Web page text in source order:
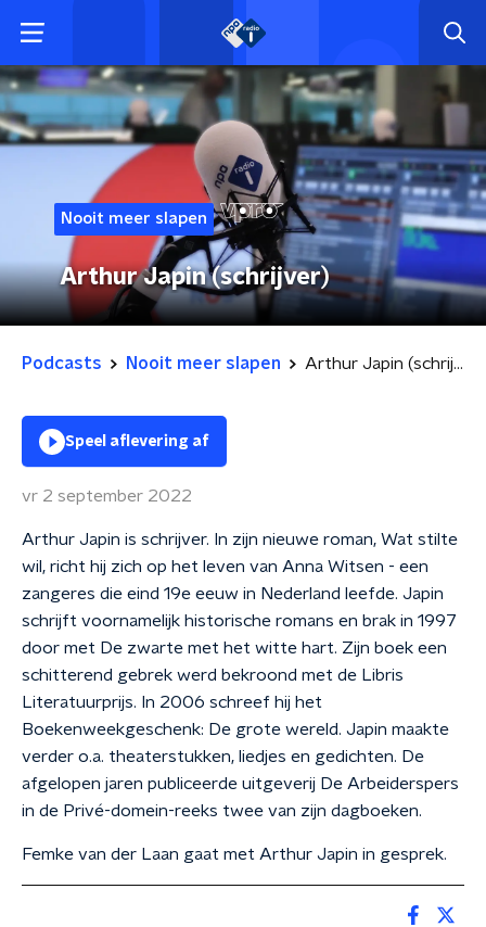
Nooit meer slapen
Arthur Japin (schrijver)
Podcasts Nooit meer slapen Arthur Japin (schrijver)
Speel aflevering af
vr 2 september 2022
Arthur Japin is schrijver. In zijn nieuwe roman, Wat stilte
wil, richt hij zich op het leven van Anna Witsen - een
zangeres die eind 19e eeuw in Nederland leefde. Japin
schrijft voornamelijk historische romans en brak in 1997
door met De zwarte met het witte hart. Zijn boek een
schitterend gebrek werd bekroond met de Libris
Literatuurprijs. In 2006 schreef hij het
Boekenweekgeschenk: De grote wereld. Japin maakte
verder o.a. theaterstukken, liedjes en gedichten. De
afgelopen jaren publiceerde uitgeverij De Arbeiderspers
in de Privé-domein-reeks twee van zijn dagboeken.
Femke van der Laan gaat met Arthur Japin in gesprek.